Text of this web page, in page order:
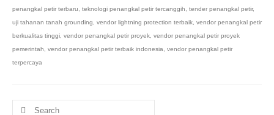
penangkal petir terbaru, teknologi penangkal petir tercanggih, tender penangkal petir,
uji tahanan tanah grounding, vendor lightning protection terbaik, vendor penangkal petir
berkualitas tinggi, vendor penangkal petir proyek, vendor penangkal petir proyek
pemerintah, vendor penangkal petir terbaik indonesia, vendor penangkal petir
terpercaya
Search